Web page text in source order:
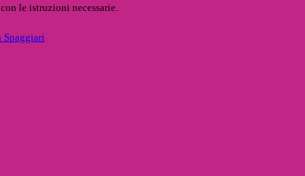
le istruzioni necessarie.
Spaggiari